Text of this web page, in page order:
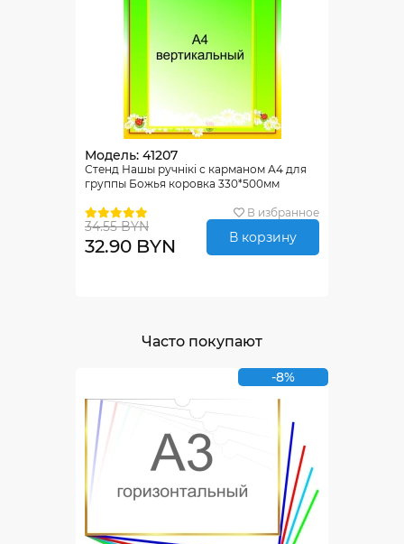
Модель: 41207
Стенд Нашы ручнiкi с карманом А4 для
группы Божья коровка 330*500мм
В избранное
34.55 BYN
32.90 BYN В корзину
Часто покупают
-8%